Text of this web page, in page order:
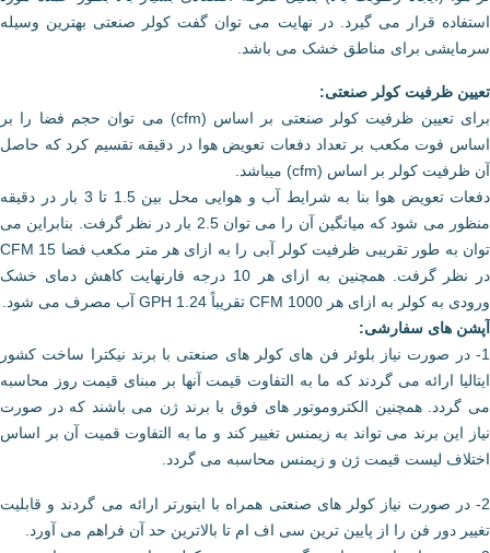
استفاده قرار می گیرد. در نهایت می توان گفت کولر صنعتی بهترین وسیله
سرمایشی برای مناطق خشک می باشد.
تعیین ظرفیت کولر صنعتی:
برای تعیین ظرفیت کولر صنعتی بر اساس (cfm) می توان حجم فضا را بر
اساس فوت مکعب بر تعداد دفعات تعویض هوا در دقیقه تقسیم کرد که حاصل
آن ظرفیت کولر بر اساس (cfm) میباشد.
دفعات تعویض هوا بنا به شرایط آب و هوایی محل بین 1.5 تا 3 بار در دقیقه
منظور می شود که میانگین آن را می توان 2.5 بار در نظر گرفت. بنابراین می
توان به طور تقریبی ظرفیت کولر آبی را به ازای هر متر مکعب فضا 15 CFM
در نظر گرفت. همچنین به ازای هر 10 درجه فارنهایت کاهش دمای خشک
ورودی به کولر به ازای هر 1000 CFM تقریباً 1.24 GPH آب مصرف می شود.
آپشن های سفارشی:
1- در صورت نیاز بلوئر فن های کولر های صنعتی با برند نیکترا ساخت کشور
ایتالیا ارائه می گردند که ما به التفاوت قیمت آنها بر مبنای قیمت روز محاسبه
می گردد. همچنین الکتروموتور های فوق با برند ژن می باشند که در صورت
نیاز این برند می تواند به زیمنس تغییر کند و ما به التفاوت قمیت آن بر اساس
اختلاف لیست قیمت ژن و زیمنس محاسبه می گردد.
2- در صورت نیاز کولر های صنعتی همراه با اینورتر ارائه می گردند و قابلیت
تغییر دور فن را از پایین ترین سی اف ام تا بالاترین حد آن فراهم می آورد.